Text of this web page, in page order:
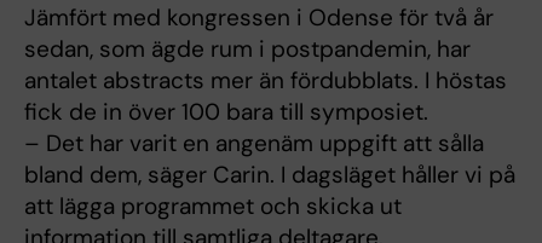
Jämfört med kongressen i Odense för två år
sedan, som ägde rum i postpandemin, har
antalet abstracts mer än fördubblats. I höstas
fick de in över 100 bara till symposiet.
– Det har varit en angenäm uppgift att sålla
bland dem, säger Carin. I dagsläget håller vi på
att lägga programmet och skicka ut